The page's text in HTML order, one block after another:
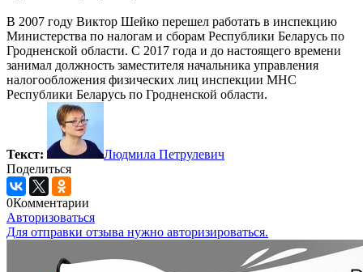
В 2007 году Виктор Шейко перешел работать в инспекцию
Министерства по налогам и сборам Республики Беларусь по
Гродненской области. С 2017 года и до настоящего времени
занимал должность заместителя начальника управления
налогообложения физических лиц инспекции МНС
Республики Беларусь по Гродненской области.
Текст:
Людмила Петрулевич
Поделиться
0Комментарии
Авторизоваться
Для отправки отзыва нужно авторизироваться.